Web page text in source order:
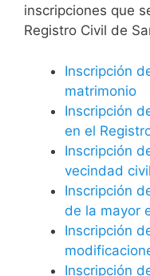
inscripciones que
Registro Civil de
Inscripción
matrimonio
Inscripción
en el
Inscripción
vecindad civil
Inscripción
de la mayor
Inscripción
Inscripción